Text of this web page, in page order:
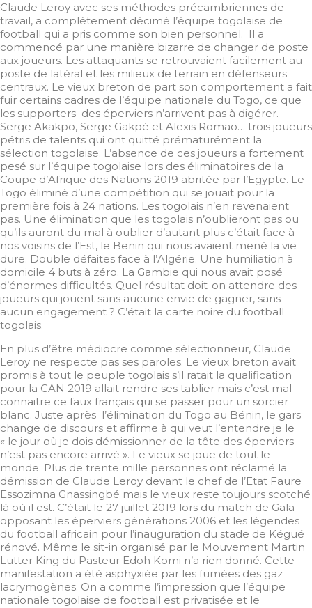
Claude Leroy avec ses méthodes précambriennes de
travail, a complètement décimé l’équipe togolaise de
football qui a pris comme son bien personnel. Il a
commencé par une manière bizarre de changer de poste
aux joueurs. Les attaquants se retrouvaient facilement au
poste de latéral et les milieux de terrain en défenseurs
centraux. Le vieux breton de part son comportement a fait
fuir certains cadres de l’équipe nationale du Togo, ce que
les supporters des éperviers n’arrivent pas à digérer.
Serge Akakpo, Serge Gakpé et Alexis Romao… trois joueurs
pétris de talents qui ont quitté prématurément la
sélection togolaise. L’absence de ces joueurs a fortement
pesé sur l’équipe togolaise lors des éliminatoires de la
Coupe d’Afrique des Nations 2019 abritée par l’Egypte. Le
Togo éliminé d’une compétition qui se jouait pour la
première fois à 24 nations. Les togolais n’en revenaient
pas. Une élimination que les togolais n’oublieront pas ou
qu’ils auront du mal à oublier d’autant plus c’était face à
nos voisins de l’Est, le Benin qui nous avaient mené la vie
dure. Double défaites face à l’Algérie. Une humiliation à
domicile 4 buts à zéro. La Gambie qui nous avait posé
d’énormes difficultés. Quel résultat doit-on attendre des
joueurs qui jouent sans aucune envie de gagner, sans
aucun engagement ? C’était la carte noire du football
togolais.
En plus d’être médiocre comme sélectionneur, Claude
Leroy ne respecte pas ses paroles. Le vieux breton avait
promis à tout le peuple togolais s’il ratait la qualification
pour la CAN 2019 allait rendre ses tablier mais c’est mal
connaitre ce faux français qui se passer pour un sorcier
blanc. Juste après l’élimination du Togo au Bénin, le gars
change de discours et affirme à qui veut l’entendre je le
« le jour où je dois démissionner de la tête des éperviers
n’est pas encore arrivé ». Le vieux se joue de tout le
monde. Plus de trente mille personnes ont réclamé la
démission de Claude Leroy devant le chef de l’Etat Faure
Essozimna Gnassingbé mais le vieux reste toujours scotché
là où il est. C’était le 27 juillet 2019 lors du match de Gala
opposant les éperviers générations 2006 et les légendes
du football africain pour l’inauguration du stade de Kégué
rénové. Même le sit-in organisé par le Mouvement Martin
Lutter King du Pasteur Edoh Komi n’a rien donné. Cette
manifestation a été asphyxiée par les fumées des gaz
lacrymogènes. On a comme l’impression que l’équipe
nationale togolaise de football est privatisée et le